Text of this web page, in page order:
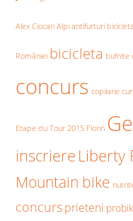
Alex Ciocan Alpi antifurturi bicicleta
României bicicleta bufnite
concurs copilarie
Etape du Tour 2015 Florin
inscriere Liberty
Mountain bike
concursprieteni